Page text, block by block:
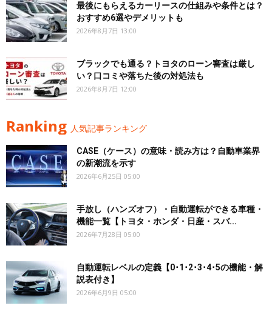
最後にもらえるカーリースの仕組みや条件とは？
おすすめ6選やデメリットも
2026年8月7日 13:00
ブラックでも通る？トヨタのローン審査は厳し
い？口コミや落ちた後の対処法も
2026年8月7日 12:00
Ranking 人気記事ランキング
CASE（ケース）の意味・読み方は？自動車業界
の新潮流を示す
2026年6月25日 05:00
手放し（ハンズオフ）・自動運転ができる車種・
機能一覧【トヨタ・ホンダ・日産・スバ...
2026年7月28日 05:00
自動運転レベルの定義【0･1･2･3･4･5の機能・解
説表付き】
2026年6月9日 05:00